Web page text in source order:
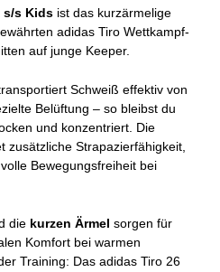
s/s Kids ist das kurzärmelige
adidas Tiro Wettkampf-
auf junge Keeper.
Schweiß effektiv von
Belüftung – so bleibst du
und konzentriert. Die
zusätzliche Strapazierfähigkeit,
Bewegungsfreiheit bei
die kurzen Ärmel sorgen für
Komfort bei warmen
Training: Das adidas Tiro 26